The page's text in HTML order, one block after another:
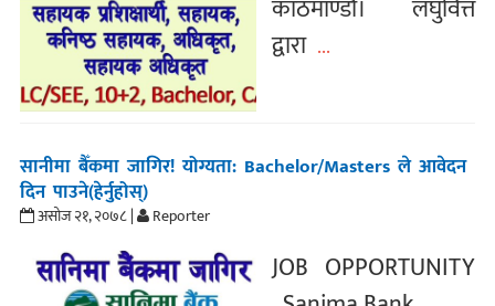
काठमाण्डौ। लघुवित्त
द्वारा ...
सानीमा बैँकमा जागिर! योग्यता: Bachelor/Masters ले आवेदन
दिन पाउने(हेर्नुहोस्)
असोज २१, २०७८ | Reporter
JOB OPPORTUNITY